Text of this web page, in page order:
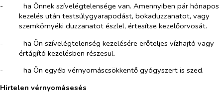
-​
ha Önnek szívelégtelensége van. Amennyiben pár hónapos
kezelés után testsúlygyarapodást, bokaduzzanatot, vagy
szemkörnyéki duzzanatot észlel, értesítse kezelőorvosát.
-​
ha Ön szívelégtelenség kezelésére erőteljes vízhajtó vagy
értágító kezelésben részesül.
-​
ha Ön egyéb vérnyomáscsökkentő gyógyszert is szed.
Hirtelen vérnyomásesés